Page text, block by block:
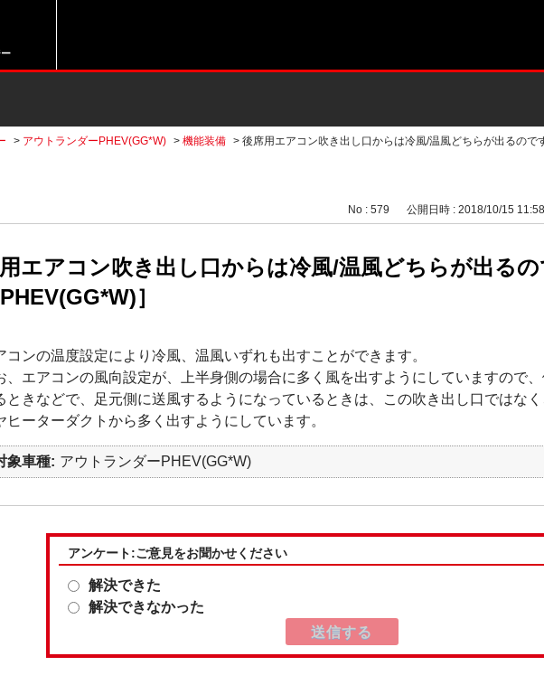
> アウトランダーPHEV(GG*W) > 機能装備 > 後席用エアコン吹き出し口からは冷風/温風どちらが出るので
No : 579 公開日時 : 2018/10/15 11:58
エアコン吹き出し口からは冷風/温風どちらが出る
］
コンの温度設定により冷風、温風いずれも出すことができます。
、エアコンの風向設定が、上半身側の場合に多く風を出すようにしていますので
ときなどで、足元側に送風するようになっているときは、この吹き出し口ではな
ヒーターダクトから多く出すようにしています。
象車種 アウトランダーPHEV(GG*W)
アンケート:ご意見をお聞かせください
解決できた
解決できなかった